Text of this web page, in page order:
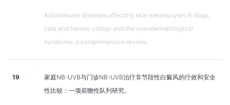
Autoimmune diseases affecting skin melanocytes in dogs,
cats and horses: vitiligo and the uveodermatological
syndrome: a comprehensive review.
19
家庭NB-UVB与门诊NB-UVB治疗非节段性白癜风的疗效和安全
性比较：一项前瞻性队列研究。